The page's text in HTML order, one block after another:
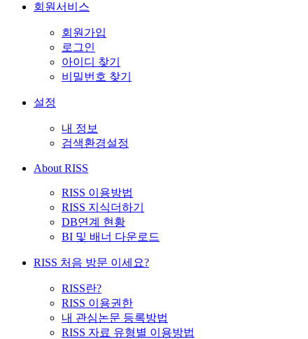
회원서비스
회원가입
로그인
아이디 찾기
비밀번호 찾기
설정
내 정보
검색환경설정
About RISS
RISS 이용방법
RISS 지식더하기
DB연계 현황
BI 및 배너 다운로드
RISS 처음 방문 이세요?
RISS란?
RISS 이용권한
내 관심논문 등록방법
RISS 자료 유형별 이용방법